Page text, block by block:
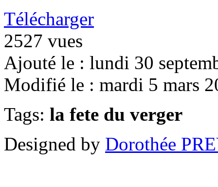
Télécharger
2527 vues
Ajouté le : lundi 30
Modifié le : mardi 5 mars
Tags: la fete du verger
Designed by Dorothée